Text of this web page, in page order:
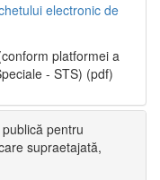
electronic de
platformei a
- STS) (pdf)
pentru
supraetajată,